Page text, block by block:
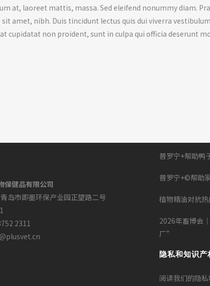
at, laoreet mattis, massa. Sed eleifend nonummy diam.
amet, nibh. Duis tincidunt lectus quis dui viverra
cupidatat non proident, sunt in culpa qui officia deserunt
保健品有限公司
岛市即墨环保产业园正望路二号
2311
普罗宁+帮助鸭
普罗宁+©帮助
植物精油对抗
2026年畜博会
厂”
隐私和知识产
阅读我们的隐